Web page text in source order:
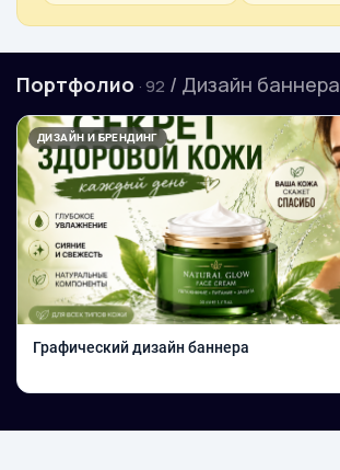
Портфолио · 92 / Дизайн баннера
ДИЗАЙН И БРЕНДИНГ
Графический дизайн баннера